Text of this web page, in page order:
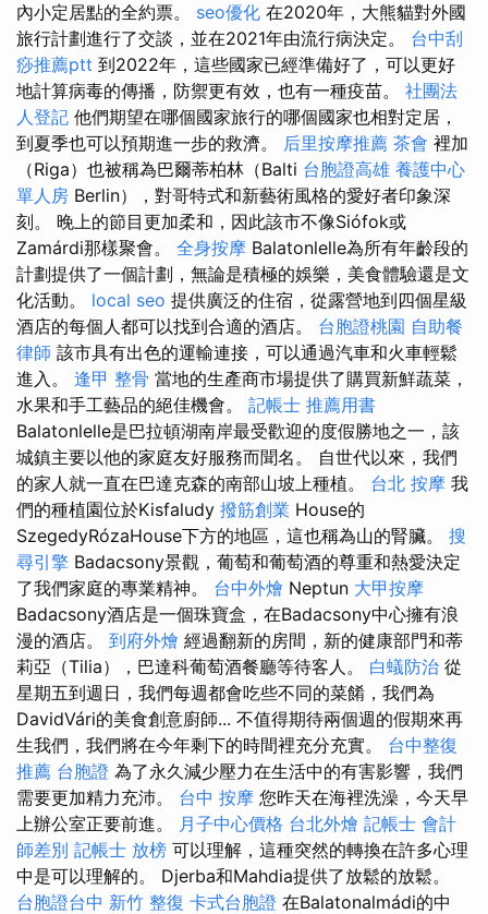
內小定居點的全約票。 seo優化 在2020年，大熊貓對外國
旅行計劃進行了交談，並在2021年由流行病決定。 台中刮
痧推薦ptt 到2022年，這些國家已經準備好了，可以更好
地計算病毒的傳播，防禦更有效，也有一種疫苗。 社團法
人登記 他們期望在哪個國家旅行的哪個國家也相對定居，
到夏季也可以預期進一步的救濟。 后里按摩推薦 茶會 裡加
（Riga）也被稱為巴爾蒂柏林（Balti 台胞證高雄 養護中心
單人房 Berlin），對哥特式和新藝術風格的愛好者印象深
刻。 晚上的節目更加柔和，因此該市不像Siófok或
Zamárdi那樣聚會。 全身按摩 Balatonlelle為所有年齡段的
計劃提供了一個計劃，無論是積極的娛樂，美食體驗還是文
化活動。 local seo 提供廣泛的住宿，從露營地到四個星級
酒店的每個人都可以找到合適的酒店。 台胞證桃園 自助餐
律師 該市具有出色的運輸連接，可以通過汽車和火車輕鬆
進入。 逢甲 整骨 當地的生產商市場提供了購買新鮮蔬菜，
水果和手工藝品的絕佳機會。 記帳士 推薦用書
Balatonlelle是巴拉頓湖南岸最受歡迎的度假勝地之一，該
城鎮主要以他的家庭友好服務而聞名。 自世代以來，我們
的家人就一直在巴達克森的南部山坡上種植。 台北 按摩 我
們的種植園位於Kisfaludy 撥筋創業 House的
SzegedyRózaHouse下方的地區，這也稱為山的腎臟。 搜
尋引擎 Badacsony景觀，葡萄和葡萄酒的尊重和熱愛決定
了我們家庭的專業精神。 台中外燴 Neptun 大甲按摩
Badacsony酒店是一個珠寶盒，在Badacsony中心擁有浪
漫的酒店。 到府外燴 經過翻新的房間，新的健康部門和蒂
莉亞（Tilia），巴達科葡萄酒餐廳等待客人。 白蟻防治 從
星期五到週日，我們每週都會吃些不同的菜餚，我們為
DavidVári的美食創意廚師... 不值得期待兩個週的假期來再
生我們，我們將在今年剩下的時間裡充分充實。 台中整復
推薦 台胞證 為了永久減少壓力在生活中的有害影響，我們
需要更加精力充沛。 台中 按摩 您昨天在海裡洗澡，今天早
上辦公室正要前進。 月子中心價格 台北外燴 記帳士 會計
師差別 記帳士 放榜 可以理解，這種突然的轉換在許多心理
中是可以理解的。 Djerba和Mahdia提供了放鬆的放鬆。
台胞證台中 新竹 整復 卡式台胞證 在Balatonalmádi的中